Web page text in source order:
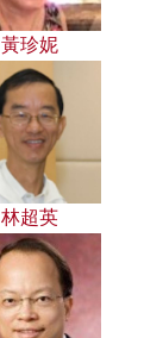
黃珍妮
林超英